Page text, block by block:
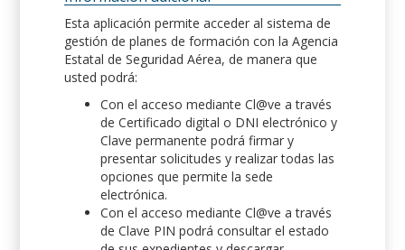
Esta aplicación permite acceder al sistema de
gestión de planes de formación con la Agencia
Estatal de Seguridad Aérea, de manera que
usted podrá:
Con el acceso mediante Cl@ve a través
de Certificado digital o DNI electrónico y
Clave permanente podrá firmar y
presentar solicitudes y realizar todas las
opciones que permite la sede
electrónica.
Con el acceso mediante Cl@ve a través
de Clave PIN podrá consultar el estado